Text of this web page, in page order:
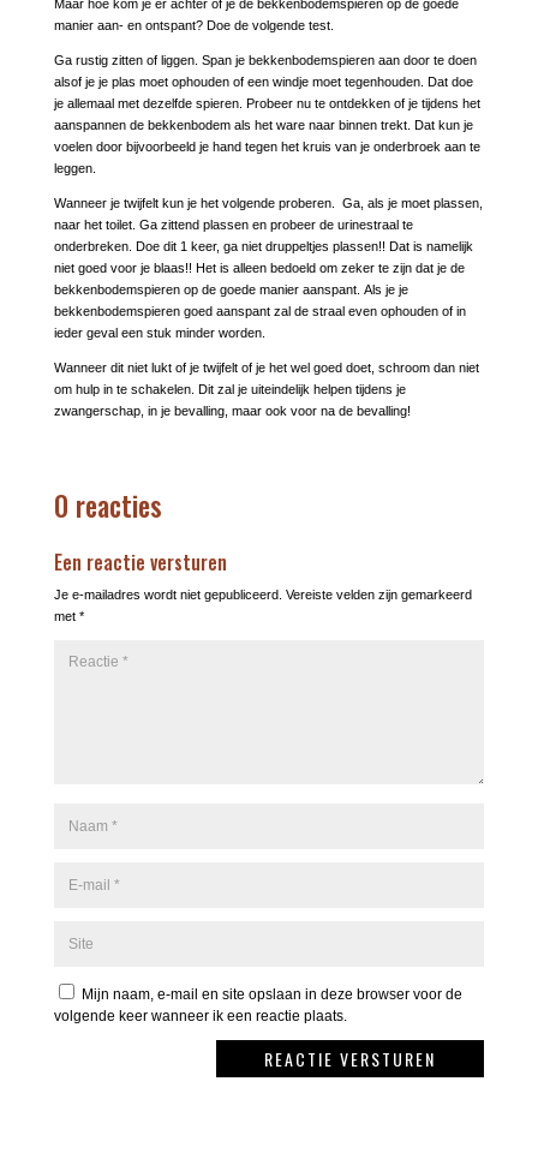
Maar hoe kom je er achter of je de bekkenbodemspieren op de goede
manier aan- en ontspant? Doe de volgende test.
Ga rustig zitten of liggen. Span je bekkenbodemspieren aan door te doen
alsof je je plas moet ophouden of een windje moet tegenhouden. Dat doe
je allemaal met dezelfde spieren. Probeer nu te ontdekken of je tijdens het
aanspannen de bekkenbodem als het ware naar binnen trekt. Dat kun je
voelen door bijvoorbeeld je hand tegen het kruis van je onderbroek aan te
leggen.
Wanneer je twijfelt kun je het volgende proberen. Ga, als je moet plassen,
naar het toilet. Ga zittend plassen en probeer de urinestraal te
onderbreken. Doe dit 1 keer, ga niet druppeltjes plassen!! Dat is namelijk
niet goed voor je blaas!! Het is alleen bedoeld om zeker te zijn dat je de
bekkenbodemspieren op de goede manier aanspant. Als je je
bekkenbodemspieren goed aanspant zal de straal even ophouden of in
ieder geval een stuk minder worden.
Wanneer dit niet lukt of je twijfelt of je het wel goed doet, schroom dan niet
om hulp in te schakelen. Dit zal je uiteindelijk helpen tijdens je
zwangerschap, in je bevalling, maar ook voor na de bevalling!
0 reacties
Een reactie versturen
Je e-mailadres wordt niet gepubliceerd. Vereiste velden zijn gemarkeerd
met *
Mijn naam, e-mail en site opslaan in deze browser voor de
volgende keer wanneer ik een reactie plaats.
REACTIE VERSTUREN